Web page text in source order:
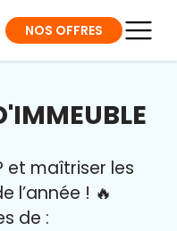
NOS OFFRES
et maîtriser les
l’année ! 🔥
de :